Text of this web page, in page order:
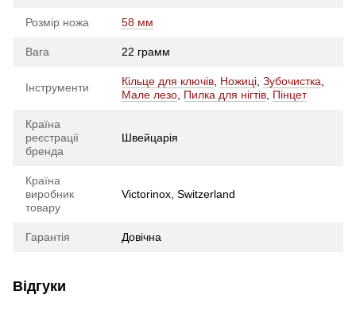
Розмір ножа 58 мм
Вага 22 грамм
Інструменти Кільце для ключів Ножиці Зубочистка
Мале лезо Пилка для нігтів Пінцет
Країна
реєстрації
бренда
Швейцарія
Країна
виробник
товару
Victorinox, Switzerland
Гарантія Довічна
Відгуки